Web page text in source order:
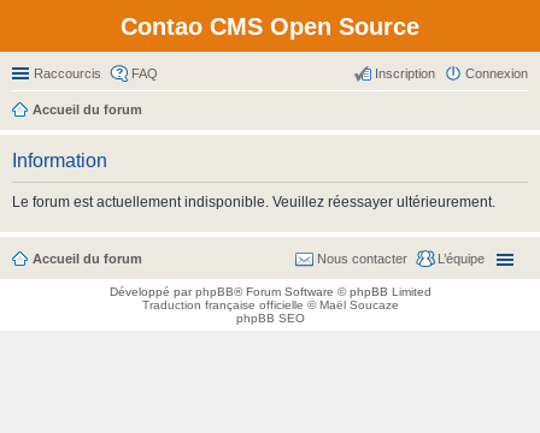
Contao CMS Open Source
Raccourcis FAQ Connexion
Inscription
Accueil du forum
Information
Le forum est actuellement indisponible. Veuillez réessayer ultérieurement.
Accueil du forum L’équipe
Nous contacter
Développé parphpBB® Forum Software © phpBB Limited
Traduction française officielle ©Maël Soucaze
phpBB SEO